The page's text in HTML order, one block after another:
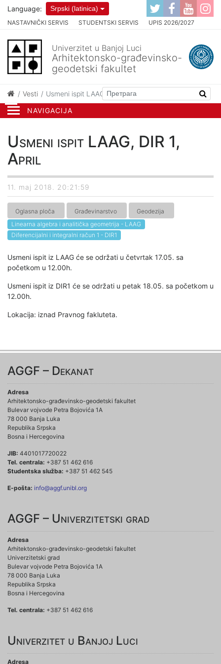
NAVIGACIJA
NASTAVNIČKI SERVIS STUDENTSKI SERVIS UPIS 2026/2027
Language: Srpski (latinica)
Univerzitet u Banjoj Luci
Arhitektonsko-građevinsko-
geodetski fakultet
Vesti Usmeni ispit LAAG, DIR 1, April
Usmeni ispit LAAG, DIR 1,
April
11. maj 2018. 20:21:59
Oglasna ploča Građevinarstvo
Geodezija
Linearna algebra i analitička geometrija - LAAG
Diferencijalni i integralni račun 1 - DIR1
Usmeni ispit iz LAAG će se održati u četvrtak 17.05. sa
početkom u 12.00h.
Usmeni ispit iz DIR1 će se održati u petak 18.05. sa početkom u
12.00h.
Lokacija: iznad Pravnog fakluteta.
AGGF – Dekanat
Adresa
Arhitektonsko-građevinsko-geodetski fakultet
Bulevar vojvode Petra Bojovića 1A
78 000 Banja Luka
Republika Srpska
Bosna i Hercegovina
JIB: 4401017720022
Tel. centrala: +387 51 462 616
Studentska služba: +387 51 462 545
E-pošta: info@aggf.unibl.org
AGGF – Univerzitetski grad
Adresa
Arhitektonsko-građevinsko-geodetski fakultet
Univerzitetski grad
Bulevar vojvode Petra Bojovića 1A
78 000 Banja Luka
Republika Srpska
Bosna i Hercegovina
Tel. centrala: +387 51 462 616
Univerzitet u Banjoj Luci
Adresa